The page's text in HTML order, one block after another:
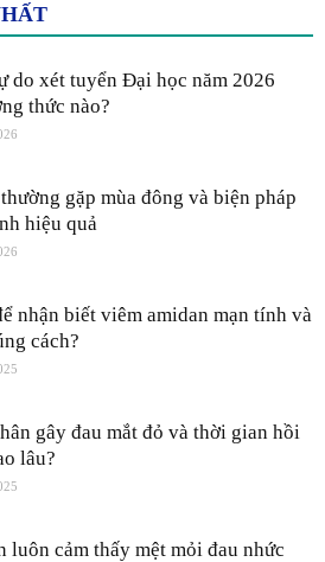
do xét tuyển Đại học năm 2026
thức nào?
gặp mùa đông và biện pháp
hiệu quả
nhận biết viêm amidan mạn tính và
cách?
gây đau mắt đỏ và thời gian hồi
lâu?
luôn cảm thấy mệt mỏi đau nhức